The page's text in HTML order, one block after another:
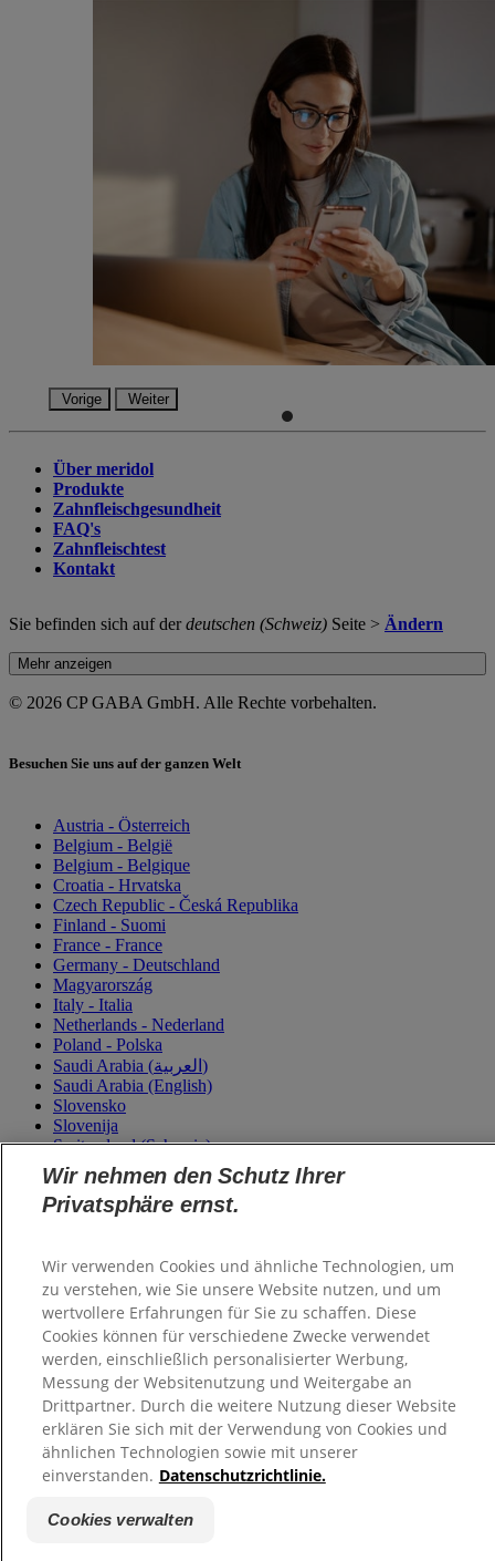
Vorige Weiter
Über meridol
Produkte
Zahnfleischgesundheit
FAQ's
Zahnfleischtest
Kontakt
Sie befinden sich auf derdeutschen (Schweiz) Seite > Ändern
Mehr anzeigen
© 2026 CP GABA GmbH. Alle Rechte vorbehalten.
Besuchen Sie uns auf der ganzen Welt
Austria - Österreich
Belgium - België
Belgium - Belgique
Croatia - Hrvatska
Czech Republic - Česká Republika
Finland - Suomi
France - France
Germany - Deutschland
Magyarország
Italy - Italia
Netherlands - Nederland
Poland - Polska
Saudi Arabia (العربية)
Saudi Arabia (English)
Slovensko
Slovenija
Switzerland (Schweiz)
Switzerland (Suisse)
Turkey - Türkiye
Ukraine - Україна
Wir nehmen den Schutz Ihrer
Privatsphäre ernst.
Wir verwenden Cookies und ähnliche Technologien, um
zu verstehen, wie Sie unsere Website nutzen, und um
wertvollere Erfahrungen für Sie zu schaffen. Diese
Cookies können für verschiedene Zwecke verwendet
werden, einschließlich personalisierter Werbung,
Messung der Websitenutzung und Weitergabe an
Drittpartner. Durch die weitere Nutzung dieser Website
erklären Sie sich mit der Verwendung von Cookies und
ähnlichen Technologien sowie mit unserer
einverstanden. Datenschutzrichtlinie.
Cookies verwalten